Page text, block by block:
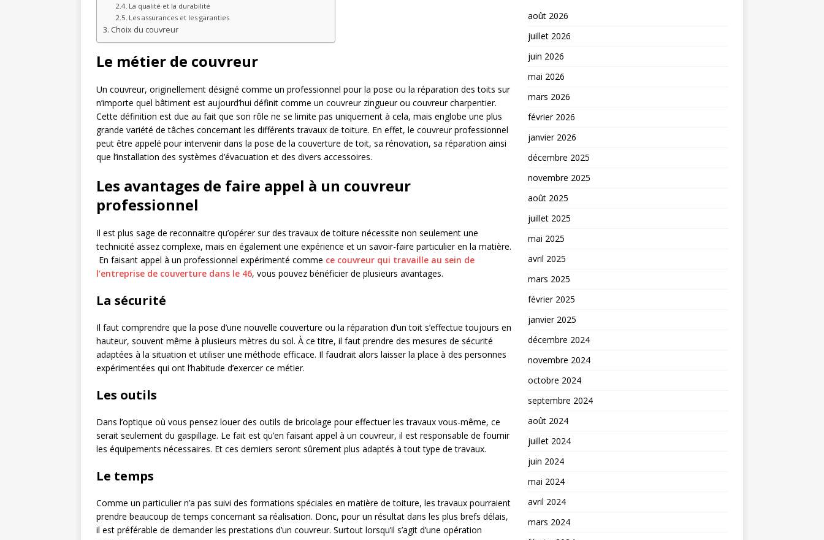
La qualité et la durabilité
Les assurances et les garanties
Choix du couvreur
Le métier de couvreur
Un couvreur, originellement désigné comme un professionnel pour la pose ou la réparation des toits sur
n’importe quel bâtiment est aujourd’hui définit comme un couvreur zingueur ou couvreur charpentier.
Cette définition est due au fait que son rôle ne se limite pas uniquement à cela, mais englobe une plus
grande variété de tâches concernant les différents travaux de toiture. En effet, le couvreur professionnel
peut être appelé pour intervenir dans la pose de la couverture de toit, sa rénovation, sa réparation ainsi
que l’installation des systèmes d’évacuation et des divers accessoires.
Les avantages de faire appel à un couvreur
professionnel
Il est plus sage de reconnaitre qu’opérer sur des travaux de toiture nécessite non seulement une
technicité assez complexe, mais en également une expérience et un savoir-faire particulier en la matière.
En faisant appel à un professionnel expérimenté comme ce couvreur qui travaille au sein de
l’entreprise de couverture dans le 46, vous pouvez bénéficier de plusieurs avantages.
La sécurité
Il faut comprendre que la pose d’une nouvelle couverture ou la réparation d’un toit s’effectue toujours en
hauteur, souvent même à plusieurs mètres du sol. À ce titre, il faut prendre des mesures de sécurité
adaptées à la situation et utiliser une méthode efficace. Il faudrait alors laisser la place à des personnes
expérimentées qui ont l’habitude d’exercer ce métier.
Les outils
Dans l’optique où vous pensez louer des outils de bricolage pour effectuer les travaux vous-même, ce
serait seulement du gaspillage. Le fait est qu’en faisant appel à un couvreur, il est responsable de fournir
les équipements nécessaires. Et ces derniers seront sûrement plus adaptés à tout type de travaux.
Le temps
Comme un particulier n’a pas suivi des formations spéciales en matière de toiture, les travaux pourraient
prendre beaucoup de temps concernant sa réalisation. Donc, pour un résultat dans les plus brefs délais,
il est préférable de demander les prestations d’un couvreur. Surtout lorsqu’il s’agit d’une opération
août 2026
juillet 2026
juin 2026
mai 2026
mars 2026
février 2026
janvier 2026
décembre 2025
novembre 2025
août 2025
juillet 2025
mai 2025
avril 2025
mars 2025
février 2025
janvier 2025
décembre 2024
novembre 2024
octobre 2024
septembre 2024
août 2024
juillet 2024
juin 2024
mai 2024
avril 2024
mars 2024